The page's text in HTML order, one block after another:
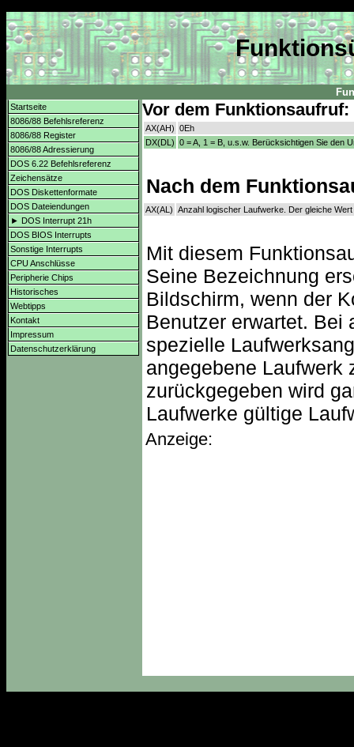
Startseite
8086/88 Befehlsreferenz
8086/88 Register
8086/88 Adressierung
DOS 6.22 Befehlsreferenz
Zeichensätze
DOS Diskettenformate
DOS Dateiendungen
► DOS Interrupt 21h
DOS BIOS Interrupts
Sonstige Interrupts
CPU Anschlüsse
Peripherie Chips
Historisches
Webtipps
Kontakt
Impressum
Datenschutzerklärung
Vor dem Funktionsaufruf:
AX(AH) 0Eh
DX(DL) 0 = A, 1 = B, u.s.w. Berücksichtigen Sie den
Nach dem
AX(AL) Anzahl logischer Laufwerke. Der gleiche
Mit diesem
Seine Bezeichnung
Bildschirm, wenn der
Benutzer erwartet. Bei
spezielle
angegebene Laufwerk
zurückgegeben wird
Laufwerke gültige
Anzeige: